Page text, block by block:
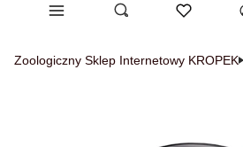
Menu Otwórz wyszukiwarkę
Szukaj Ulubione
Zoologiczny Sklep Internetowy KROPEK